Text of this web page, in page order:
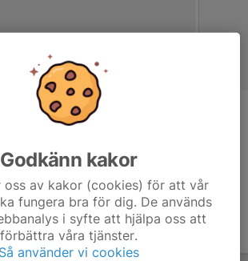
Godkänn kakor
oss av kakor (cookies) för att vår
fungera bra för dig. De används
i syfte att hjälpa oss att
förbättra våra tjänster.
Så använder vi cookies